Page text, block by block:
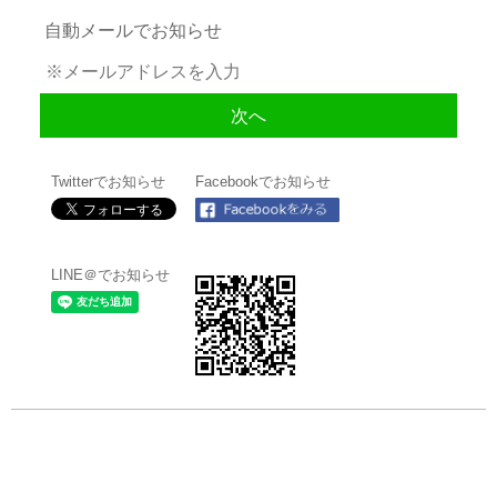
自動メールでお知らせ
Twitterでお知らせ Facebookでお知らせ
LINE＠でお知らせ